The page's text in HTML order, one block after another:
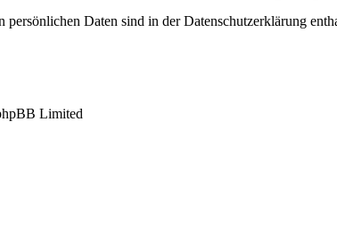
Daten sind in der Datenschutzerklärung
Limited